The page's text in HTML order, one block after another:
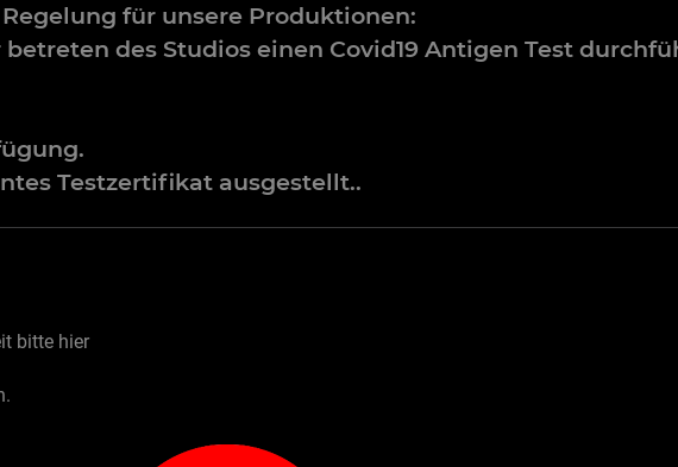
für unsere Produktionen:
des Studios einen Covid19 Antigen Test
Testzertifikat ausgestellt..
bitte hier